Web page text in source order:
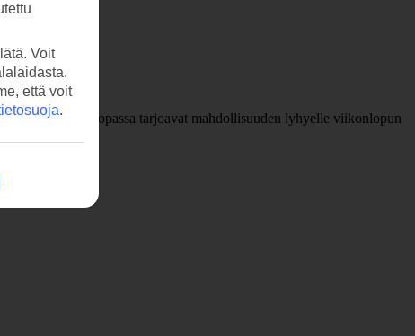
Euroopassa tarjoavat mahdollisuuden lyhyelle viikonlopun
Voit
että voit
.